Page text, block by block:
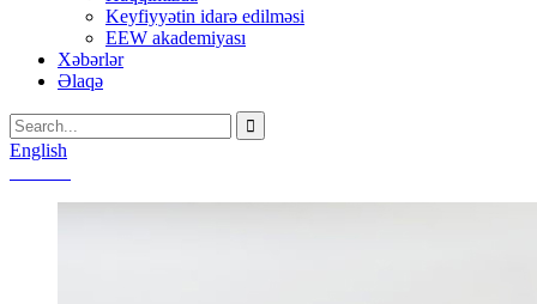
Keyfiyyətin idarə edilməsi
EEW akademiyası
Xəbərlər
Əlaqə
English